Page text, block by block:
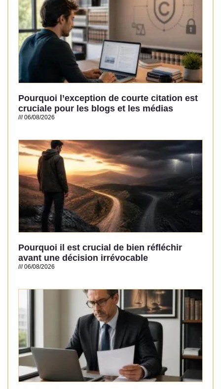
Pourquoi l’exception de courte citation est
cruciale pour les blogs et les médias
06/08/2026
Pourquoi il est crucial de bien réfléchir
avant une décision irrévocable
06/08/2026